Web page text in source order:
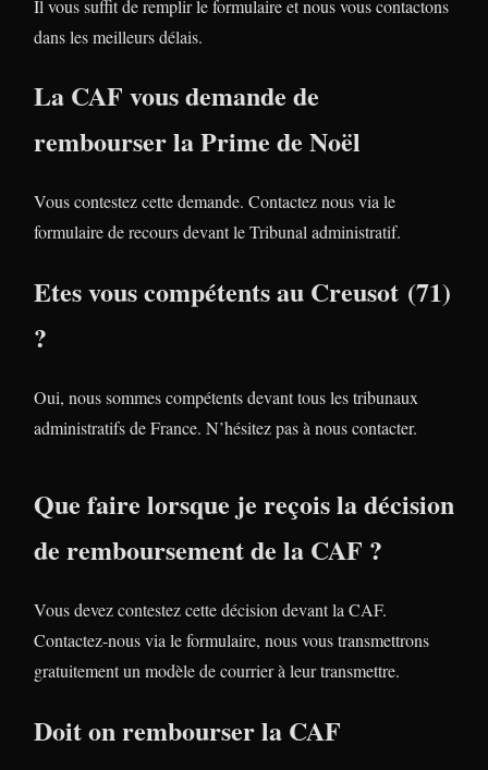
Il vous suffit de remplir le formulaire et nous vous contactons
dans les meilleurs délais.
La CAF vous demande de
rembourser la Prime de Noël
Vous contestez cette demande. Contactez nous via le
formulaire de recours devant le Tribunal administratif.
Etes vous compétents au Creusot (71)
?
Oui, nous sommes compétents devant tous les tribunaux
administratifs de France. N’hésitez pas à nous contacter.
Que faire lorsque je reçois la décision
de remboursement de la CAF ?
Vous devez contestez cette décision devant la CAF.
Contactez-nous via le formulaire, nous vous transmettrons
gratuitement un modèle de courrier à leur transmettre.
Doit on rembourser la CAF